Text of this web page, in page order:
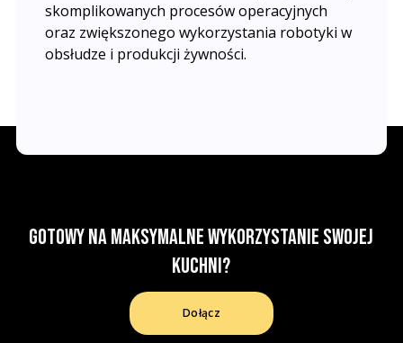
skomplikowanych procesów operacyjnych
oraz zwiększonego wykorzystania robotyki w
obsłudze i produkcji żywności.
Gotowy na maksymalne wykorzystanie swojej
kuchni?
Dołącz